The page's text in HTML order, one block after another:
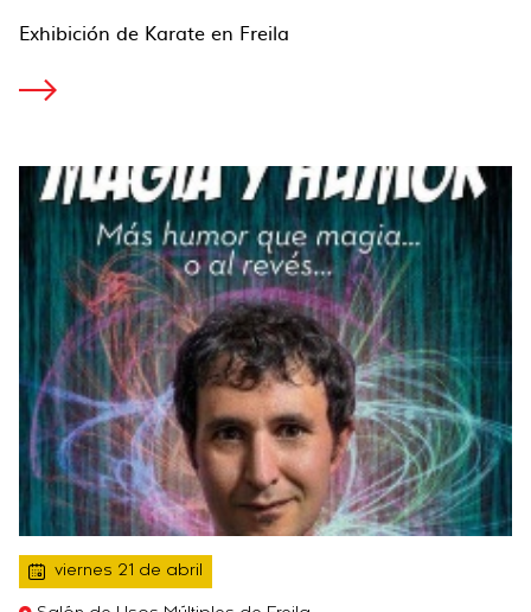
Exhibición de Karate en Freila
viernes 21 de abril